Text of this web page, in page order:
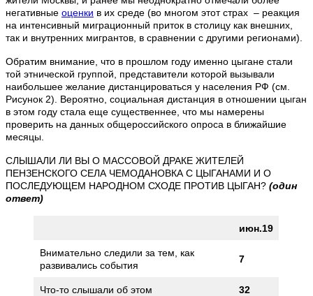
негативные оценки в их среде (во многом этот страх – реакция
на интенсивный миграционный приток в столицу как внешних,
так и внутренних мигрантов, в сравнении с другими регионами).
Обратим внимание, что в прошлом году именно цыгане стали
той этнической группой, представители которой вызывали
наибольшее желание дистанцироваться у населения РФ (см.
Рисунок 2). Вероятно, социальная дистанция в отношении цыган
в этом году стала еще существеннее, что мы намерены
проверить на данных общероссийского опроса в ближайшие
месяцы.
СЛЫШАЛИ ЛИ ВЫ О МАССОВОЙ ДРАКЕ ЖИТЕЛЕЙ
ПЕНЗЕНСКОГО СЕЛА ЧЕМОДАНОВКА С ЦЫГАНАМИ И О
ПОСЛЕДУЮЩЕМ НАРОДНОМ СХОДЕ ПРОТИВ ЦЫГАН? (один
ответ)
июн.19
Внимательно следили за тем, как
развивались события
7
Что-то слышали об этом 32